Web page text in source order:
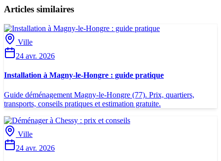
Articles similaires
Ville
24 avr. 2026
Installation à Magny-le-Hongre : guide pratique
Guide déménagement Magny-le-Hongre (77). Prix, quartiers,
transports, conseils pratiques et estimation gratuite.
Ville
24 avr. 2026